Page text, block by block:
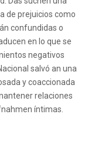
de prejuicios como
confundidas o
en lo que se
negativos
salvó an una
y coaccionada
relaciones
íntimas.